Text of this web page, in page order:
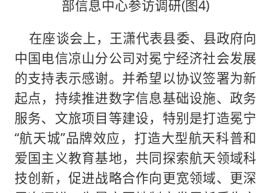
在座谈会上，王潇代表县委、县政府向
中国电信凉山分公司对冕宁经济社会发展
的支持表示感谢。并希望以协议签署为新
起点，持续推进数字信息基础设施、政务
服务、文旅项目等建设，特别是打造冕宁
“航天城”品牌效应，打造大型航天科普和
爱国主义教育基地，共同探索航天领域科
技创新，促进战略合作向更宽领域、更深